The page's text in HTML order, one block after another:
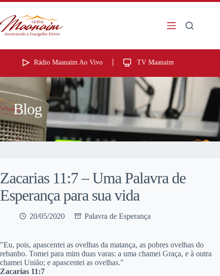
Rádio Maanaim Ao Vivo TV Maanaim
Blog
Zacarias 11:7 – Uma Palavra de
Esperança para sua vida
20/05/2020 Palavra de Esperança
"Eu, pois, apascentei as ovelhas da matança, as pobres ovelhas do
rebanho. Tomei para mim duas varas: a uma chamei Graça, e à outra
chamei União; e apascentei as ovelhas."
Zacarias 11:7